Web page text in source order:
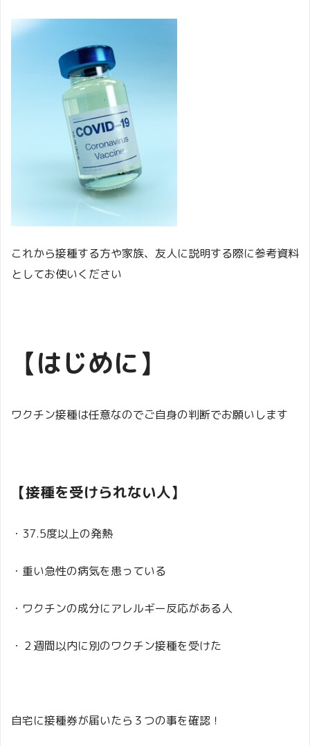
これから接種する方や家族、友人に説明する際に参考資料
としてお使いください
【はじめに】
ワクチン接種は任意なのでご自身の判断でお願いします
【接種を受けられない人】
・37.5度以上の発熱
・重い急性の病気を患っている
・ワクチンの成分にアレルギー反応がある人
・２週間以内に別のワクチン接種を受けた
自宅に接種券が届いたら３つの事を確認！